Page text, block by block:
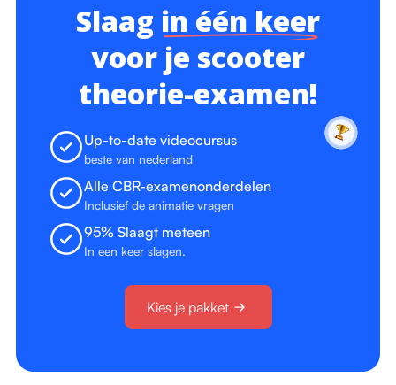
Slaag in één keer
voor je scooter
theorie-examen!
Up-to-date videocursus
beste van nederland
Alle CBR-examenonderdelen
Inclusief de animatie vragen
95% Slaagt meteen
In een keer slagen.
Kies je pakket